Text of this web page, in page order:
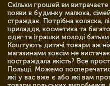
Скільки грошей ви
появи в будинку малюка,
страждає. Потрібна коляска,
приладдя, косметика та
одяг та іграшки молоді
Коштують дитячі товари аж
магазинами зовсім не
постраждала якість? Все
Польщі. Можемо
які у вас вже є або які вам